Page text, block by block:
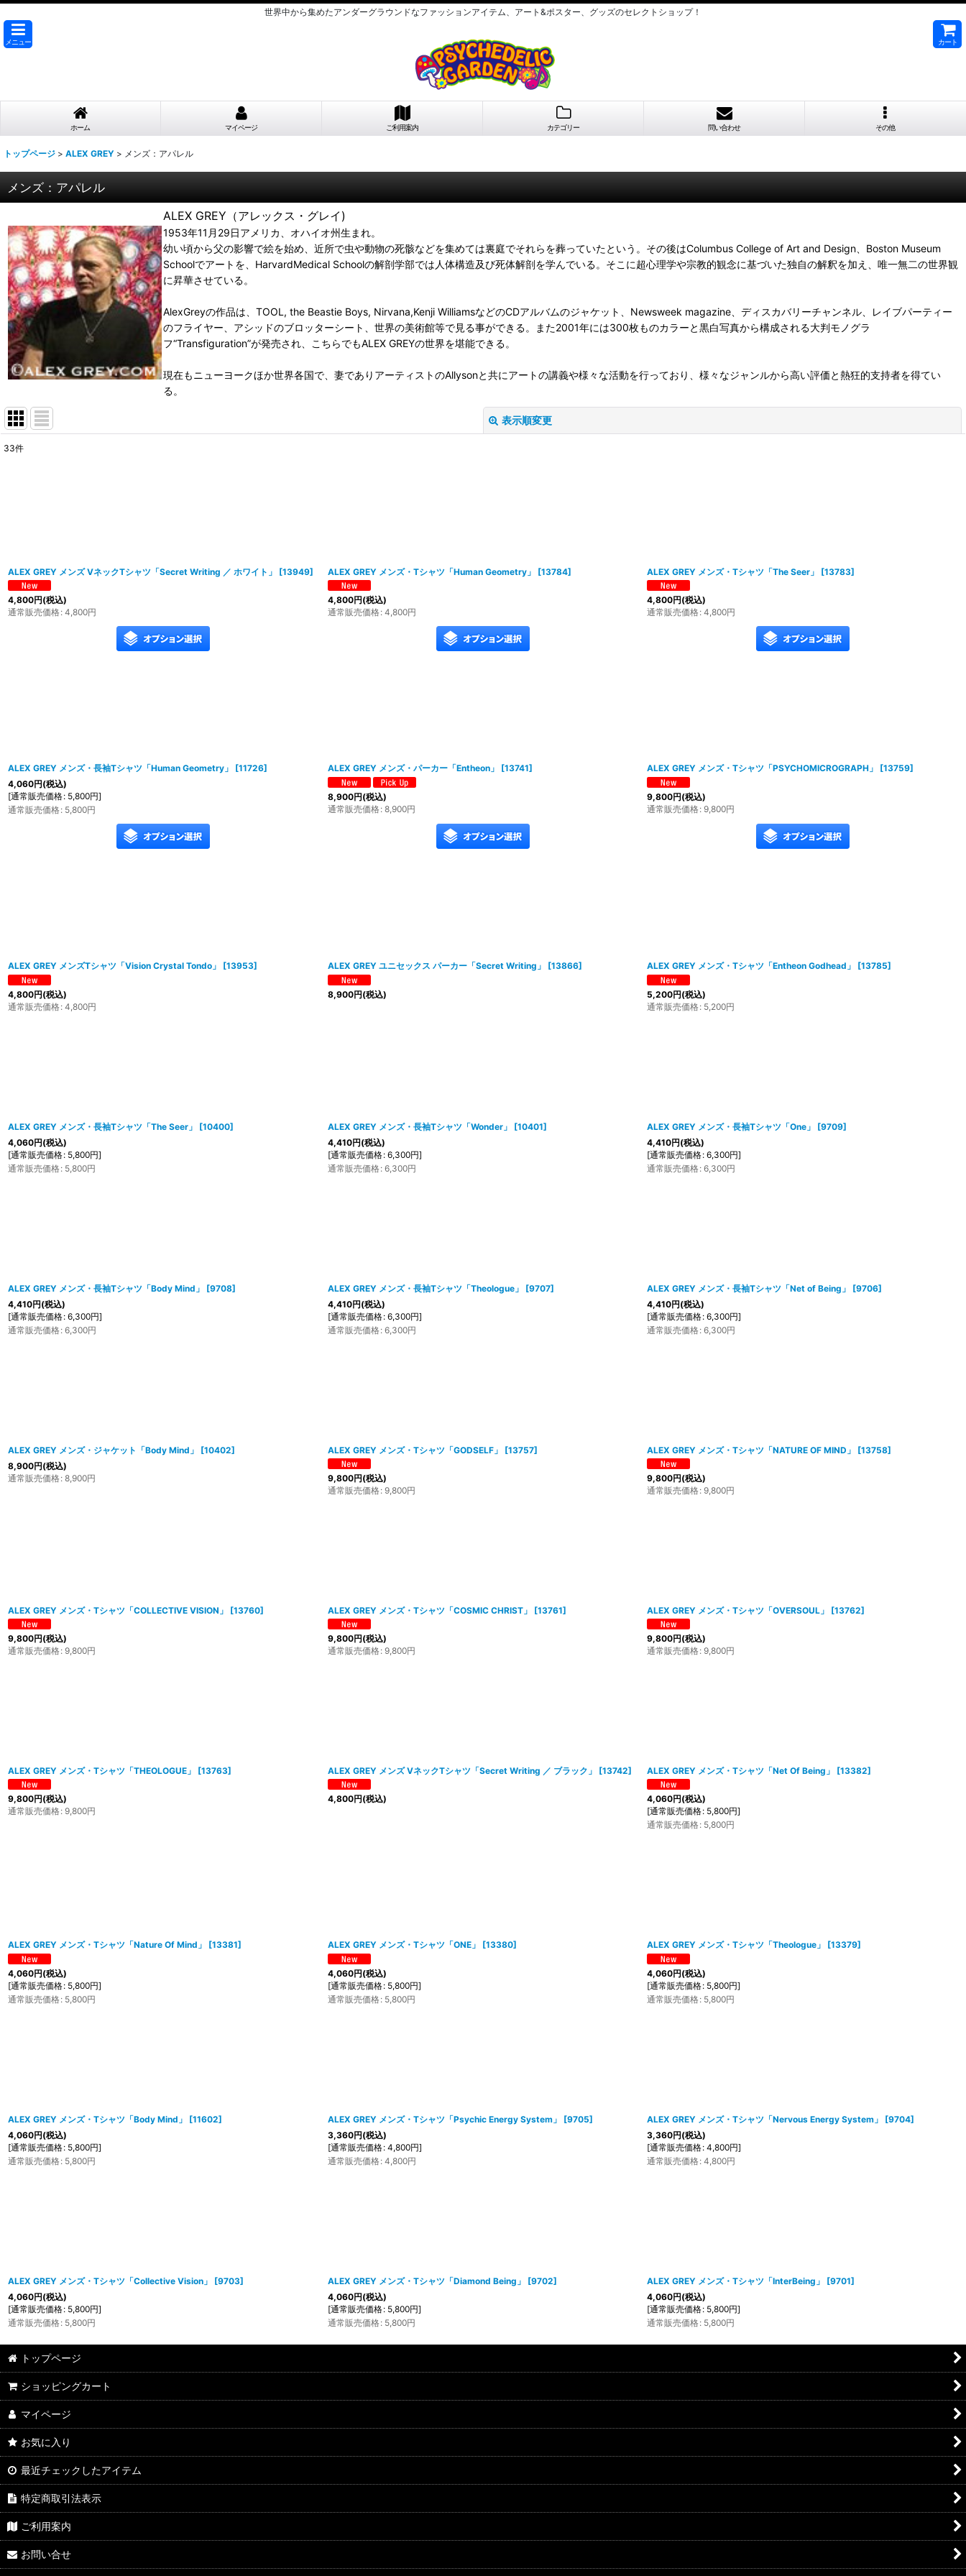
世界中から集めたアンダーグラウンドなファッションアイテム、アート&ポスター、グッズのセレクトショップ！
メニュー カート
ホーム マイページ ご利用案内 カテゴリー 問い合わせ その他
トップページ > ALEX GREY > メンズ：アパレル
メンズ：アパレル
ALEX GREY（アレックス・グレイ)
1953年11月29日アメリカ、オハイオ州生まれ。
幼い頃から父の影響で絵を始め、近所で虫や動物の死骸などを集めては裏庭でそれらを葬っていたという。その後はColumbus College of Art and Design、Boston Museum
Schoolでアートを、HarvardMedical Schoolの解剖学部では人体構造及び死体解剖を学んでいる。そこに超心理学や宗教的観念に基づいた独自の解釈を加え、唯一無二の世界観
に昇華させている。
AlexGreyの作品は、TOOL, the Beastie Boys, Nirvana,Kenji WilliamsなどのCDアルバムのジャケット、Newsweek magazine、ディスカバリーチャンネル、レイブパーティー
のフライヤー、アシッドのブロッターシート、世界の美術館等で見る事ができる。また2001年には300枚ものカラーと黒白写真から構成される大判モノグラ
フ“Transfiguration”が発売され、こちらでもALEX GREYの世界を堪能できる。
現在もニューヨークほか世界各国で、妻でありアーティストのAllysonと共にアートの講義や様々な活動を行っており、様々なジャンルから高い評価と熱狂的支持者を得てい
る。
表示順変更
33件
ALEX GREY メンズ VネックTシャツ「Secret Writing ／ ホワイト」 [13949]
4,800円(税込)
通常販売価格: 4,800円
ALEX GREY メンズ・Tシャツ「Human Geometry」 [13784]
4,800円(税込)
通常販売価格: 4,800円
ALEX GREY メンズ・Tシャツ「The Seer」 [13783]
4,800円(税込)
通常販売価格: 4,800円
ALEX GREY メンズ・長袖Tシャツ「Human Geometry」 [11726]
4,060円(税込)
[通常販売価格: 5,800円]
通常販売価格: 5,800円
ALEX GREY メンズ・パーカー「Entheon」 [13741]
8,900円(税込)
通常販売価格: 8,900円
ALEX GREY メンズ・Tシャツ「PSYCHOMICROGRAPH」 [13759]
9,800円(税込)
通常販売価格: 9,800円
ALEX GREY メンズTシャツ「Vision Crystal Tondo」 [13953]
4,800円(税込)
通常販売価格: 4,800円
ALEX GREY ユニセックス パーカー「Secret Writing」 [13866]
8,900円(税込)
ALEX GREY メンズ・Tシャツ「Entheon Godhead」 [13785]
5,200円(税込)
通常販売価格: 5,200円
ALEX GREY メンズ・長袖Tシャツ「The Seer」 [10400]
4,060円(税込)
[通常販売価格: 5,800円]
通常販売価格: 5,800円
ALEX GREY メンズ・長袖Tシャツ「Wonder」 [10401]
4,410円(税込)
[通常販売価格: 6,300円]
通常販売価格: 6,300円
ALEX GREY メンズ・長袖Tシャツ「One」 [9709]
4,410円(税込)
[通常販売価格: 6,300円]
通常販売価格: 6,300円
ALEX GREY メンズ・長袖Tシャツ「Body Mind」 [9708]
4,410円(税込)
[通常販売価格: 6,300円]
通常販売価格: 6,300円
ALEX GREY メンズ・長袖Tシャツ「Theologue」 [9707]
4,410円(税込)
[通常販売価格: 6,300円]
通常販売価格: 6,300円
ALEX GREY メンズ・長袖Tシャツ「Net of Being」 [9706]
4,410円(税込)
[通常販売価格: 6,300円]
通常販売価格: 6,300円
ALEX GREY メンズ・ジャケット「Body Mind」 [10402]
8,900円(税込)
通常販売価格: 8,900円
ALEX GREY メンズ・Tシャツ「GODSELF」 [13757]
9,800円(税込)
通常販売価格: 9,800円
ALEX GREY メンズ・Tシャツ「NATURE OF MIND」 [13758]
9,800円(税込)
通常販売価格: 9,800円
ALEX GREY メンズ・Tシャツ「COLLECTIVE VISION」 [13760]
9,800円(税込)
通常販売価格: 9,800円
ALEX GREY メンズ・Tシャツ「COSMIC CHRIST」 [13761]
9,800円(税込)
通常販売価格: 9,800円
ALEX GREY メンズ・Tシャツ「OVERSOUL」 [13762]
9,800円(税込)
通常販売価格: 9,800円
ALEX GREY メンズ・Tシャツ「THEOLOGUE」 [13763]
9,800円(税込)
通常販売価格: 9,800円
ALEX GREY メンズ VネックTシャツ「Secret Writing ／ ブラック」 [13742]
4,800円(税込)
ALEX GREY メンズ・Tシャツ「Net Of Being」 [13382]
4,060円(税込)
[通常販売価格: 5,800円]
通常販売価格: 5,800円
ALEX GREY メンズ・Tシャツ「Nature Of Mind」 [13381]
4,060円(税込)
[通常販売価格: 5,800円]
通常販売価格: 5,800円
ALEX GREY メンズ・Tシャツ「ONE」 [13380]
4,060円(税込)
[通常販売価格: 5,800円]
通常販売価格: 5,800円
ALEX GREY メンズ・Tシャツ「Theologue」 [13379]
4,060円(税込)
[通常販売価格: 5,800円]
通常販売価格: 5,800円
ALEX GREY メンズ・Tシャツ「Body Mind」 [11602]
4,060円(税込)
[通常販売価格: 5,800円]
通常販売価格: 5,800円
ALEX GREY メンズ・Tシャツ「Psychic Energy System」 [9705]
3,360円(税込)
[通常販売価格: 4,800円]
通常販売価格: 4,800円
ALEX GREY メンズ・Tシャツ「Nervous Energy System」 [9704]
3,360円(税込)
[通常販売価格: 4,800円]
通常販売価格: 4,800円
ALEX GREY メンズ・Tシャツ「Collective Vision」 [9703]
4,060円(税込)
[通常販売価格: 5,800円]
通常販売価格: 5,800円
ALEX GREY メンズ・Tシャツ「Diamond Being」 [9702]
4,060円(税込)
[通常販売価格: 5,800円]
通常販売価格: 5,800円
ALEX GREY メンズ・Tシャツ「InterBeing」 [9701]
4,060円(税込)
[通常販売価格: 5,800円]
通常販売価格: 5,800円
トップページ
ショッピングカート
マイページ
お気に入り
最近チェックしたアイテム
特定商取引法表示
ご利用案内
お問い合せ